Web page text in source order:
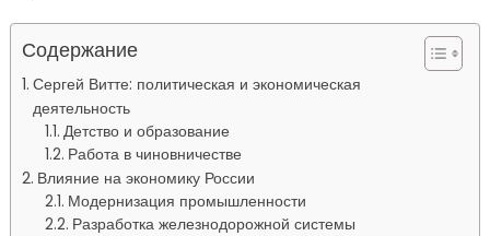
Содержание
Сергей Витте: политическая и экономическая
деятельность
Детство и образование
Работа в чиновничестве
Влияние на экономику России
Модернизация промышленности
Разработка железнодорожной системы